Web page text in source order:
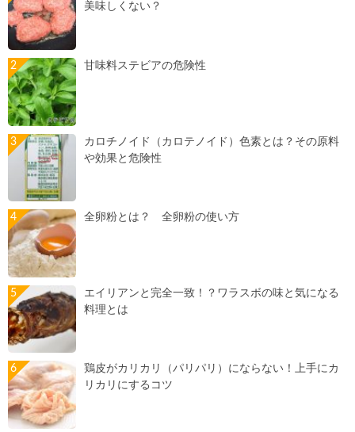
美味しくない？
甘味料ステビアの危険性
カロチノイド（カロテノイド）色素とは？その原料
や効果と危険性
全卵粉とは？ 全卵粉の使い方
エイリアンと完全一致！？ワラスボの味と気になる
料理とは
鶏皮がカリカリ（パリパリ）にならない！上手にカ
リカリにするコツ